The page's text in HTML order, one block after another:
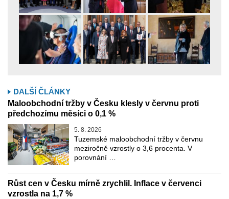
DALŠÍ ČLÁNKY
Maloobchodní tržby v Česku klesly v červnu proti
předchozímu měsíci o 0,1 %
5. 8. 2026
Tuzemské maloobchodní tržby v červnu
meziročně vzrostly o 3,6 procenta. V
porovnání …
Růst cen v Česku mírně zrychlil. Inflace v červenci
vzrostla na 1,7 %